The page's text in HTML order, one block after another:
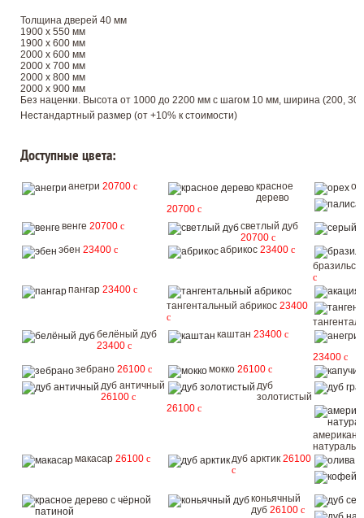
Толщина дверей 40 мм
1900 х 550 мм
1900 х 600 мм
2000 х 600 мм
2000 х 700 мм
2000 х 800 мм
2000 х 900 мм
Без наценки. Высота от 1000 до 2200 мм с шагом 10 мм, ширина (200,
Нестандартный размер (от +10% к стоимости)
Доступные цвета:
анегри 20700 c
красное
дерево
20700 c
венге 20700 c
светлый дуб
20700 c
эбен 23400 c абрикос 23400 c
c
пангар 23400 c
тангентальный абрикос 23400
c
белёный дуб
23400 c
каштан 23400 c
23400 c
зебрано 26100 c мокко 26100 c
дуб античный
26100 c
дуб
золотистый
26100 c
макасар 26100 c дуб арктик 26100
c
коньячный
дуб 26100 c